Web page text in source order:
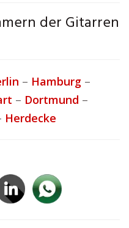
der Gitarren
– Hamburg –
– Dortmund –
Herdecke